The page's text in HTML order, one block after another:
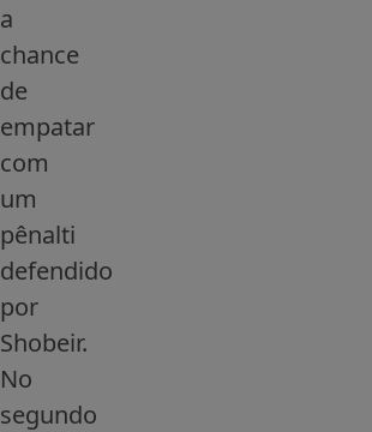
a
chance
de
empatar
com
um
pênalti
defendido
por
Shobeir.
No
segundo